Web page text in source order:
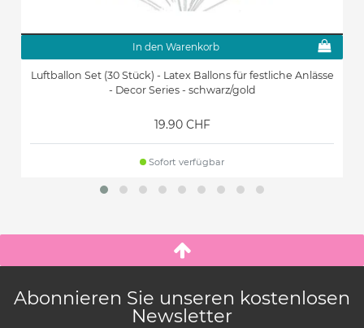
In den Warenkorb
Luftballon Set (30 Stück) - Latex Ballons für festliche Anlässe
- Decor Series - schwarz/gold
19.90 CHF
Sofort verfügbar
Abonnieren Sie unseren kostenlosen
Newsletter